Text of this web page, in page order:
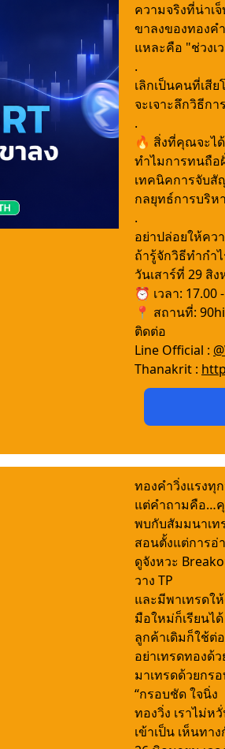
ความจริงที่น่าเ
ขาลงของทองค
แหละคือ "ช่วงเ
.
เลิกเป็นคนที่เสี
จะเจาะลึกวิธีก
.
🔥 สิ่งที่คุณจะไ
ทำไมการทนถือ
เทคนิคการจับสั
กลยุทธ์การบริห
.
อย่าปล่อยให้คว
ถ้ารู้จักวิธีทำกำ
วันเสาร์ที่ 29 สิ
⏰ เวลา: 17.00
📍 สถานที่:
ติดต่อ
Line Official :
Thanakrit :
ทองคำวิ่งแรงทุ
แต่คำถามคือ…
พบกับสัมมนาเท
สอนตั้งแต่การอ่
ดูจังหวะ
วาง TP
และมีพาเทรดใ
มือใหม่ก็เรียนได้
ลูกค้าเดิมก็ใช้ต่
อย่าเทรดทองด้
มาเทรดด้วยกร
“กรอบชัด ใจนิ่ง
ทองวิ่ง เราไม่ห
เข้าเป็น เห็นทา